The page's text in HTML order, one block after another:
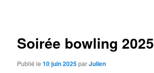
Soirée bowling 2025
Publié le10 juin 2025parJulien